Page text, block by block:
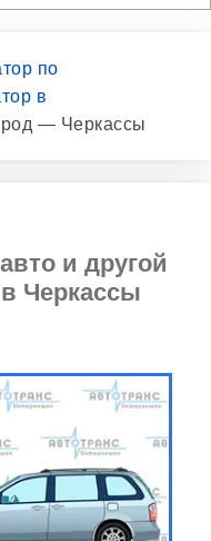
по
в
— Черкассы
и другой
Черкассы